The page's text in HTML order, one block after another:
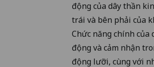
động của dây thần
trái và bên phải của
Chức năng chính của
động và cảm nhận
động lưỡi, cùng với